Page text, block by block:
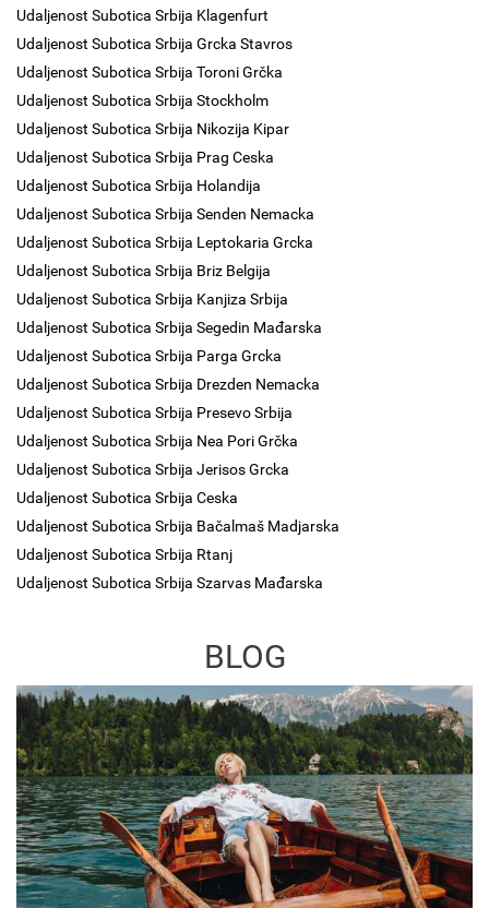
Udaljenost Subotica Srbija Klagenfurt
Udaljenost Subotica Srbija Grcka Stavros
Udaljenost Subotica Srbija Toroni Grčka
Udaljenost Subotica Srbija Stockholm
Udaljenost Subotica Srbija Nikozija Kipar
Udaljenost Subotica Srbija Prag Ceska
Udaljenost Subotica Srbija Holandija
Udaljenost Subotica Srbija Senden Nemacka
Udaljenost Subotica Srbija Leptokaria Grcka
Udaljenost Subotica Srbija Briz Belgija
Udaljenost Subotica Srbija Kanjiza Srbija
Udaljenost Subotica Srbija Segedin Mađarska
Udaljenost Subotica Srbija Parga Grcka
Udaljenost Subotica Srbija Drezden Nemacka
Udaljenost Subotica Srbija Presevo Srbija
Udaljenost Subotica Srbija Nea Pori Grčka
Udaljenost Subotica Srbija Jerisos Grcka
Udaljenost Subotica Srbija Ceska
Udaljenost Subotica Srbija Bačalmaš Madjarska
Udaljenost Subotica Srbija Rtanj
Udaljenost Subotica Srbija Szarvas Mađarska
BLOG